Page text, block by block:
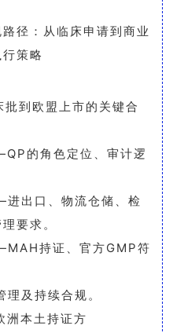
径：从临床申请到商业
策略
到欧盟上市的关键合
QP 的角色定位、审计逻
出口、物流仓储、检
要求。
MAH持证、官方GMP符
及持续合规。
洲本土持证方